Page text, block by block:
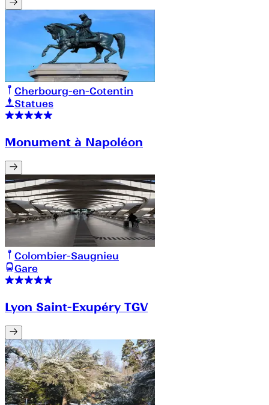
Cherbourg-en-Cotentin
Statues
Monument à Napoléon
Colombier-Saugnieu
Gare
Lyon Saint-Exupéry TGV